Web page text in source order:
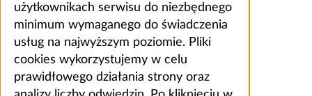
użytkownikach serwisu do niezbędnego
minimum wymaganego do świadczenia
usług na najwyższym poziomie. Pliki
cookies wykorzystujemy w celu
prawidłowego działania strony oraz